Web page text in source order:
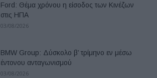
Ford: Θέμα χρόνου η είσοδος των Κινέζων
στις ΗΠΑ
03/08/2026
BMW Group: Δύσκολο β’ τρίμηνο εν μέσω
έντονου ανταγωνισμού
03/08/2026